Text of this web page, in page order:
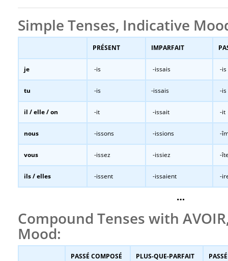
Simple Tenses, Indicative
PRÉSENT IMPARFAIT
je -is -issais -is
tu -is -issais -is
il / elle / on -it -issait -it
nous -issons -issions -
vous -issez -issiez -
ils / elles -issent -issaient -
…
Compound Tenses with
Mood:
PASSÉ COMPOSÉ PLUS-QUE-PARFAIT